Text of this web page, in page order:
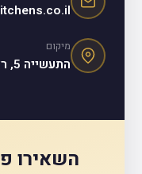
מיקום
התעשייה 5, ראש העין
השאירו